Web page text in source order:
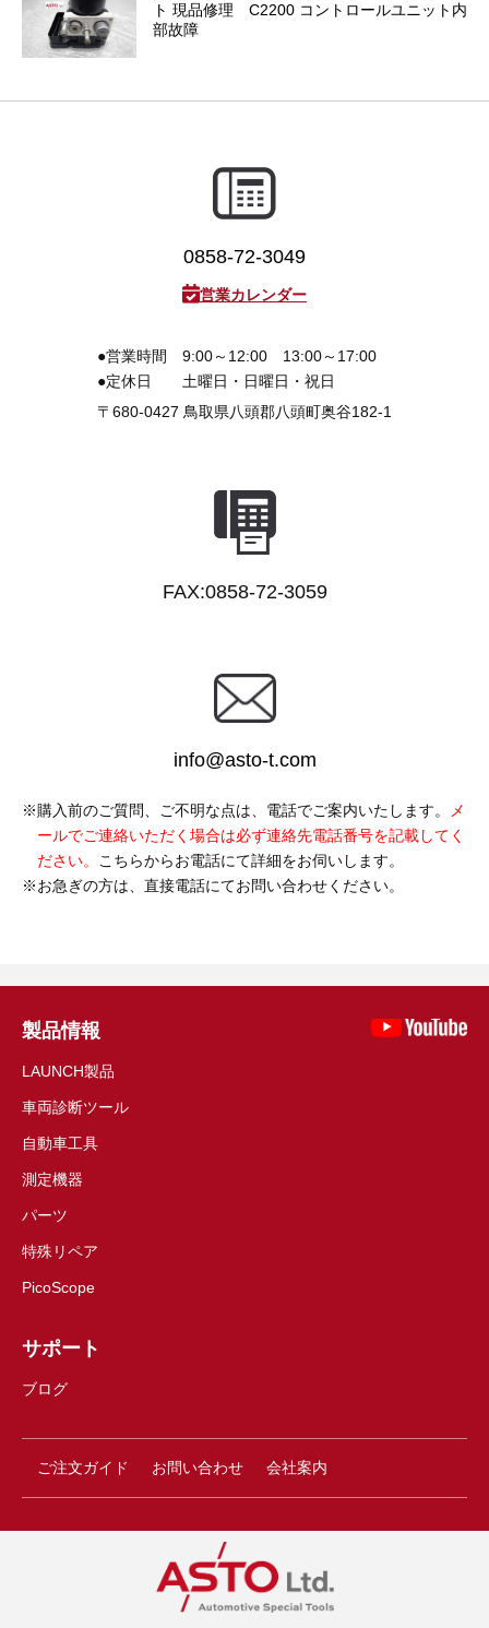
ト 現品修理 C2200 コントロールユニット内
部故障
0858-72-3049
営業カレンダー
●営業時間
9:00～12:00 13:00～17:00
●定休日
土曜日・日曜日・祝日
〒680-0427 鳥取県八頭郡八頭町奥谷182-1
FAX:0858-72-3059
info@asto-t.com
購入前のご質問、ご不明な点は、電話でご案内いたします。
メ
ールでご連絡いただく場合は必ず連絡先電話番号を記載してく
ださい。
こちらからお電話にて詳細をお伺いします。
お急ぎの方は、直接電話にてお問い合わせください。
製品情報
LAUNCH製品
車両診断ツール
自動車工具
測定機器
パーツ
特殊リペア
PicoScope
サポート
ブログ
ご注文ガイド お問い合わせ 会社案内